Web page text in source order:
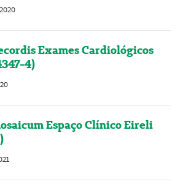
Exames Cardiológicos
4)
Espaço Clínico Eireli